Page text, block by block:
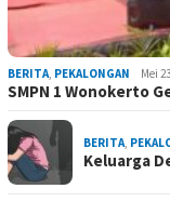
BERITA, PEKALONGAN Mei
SMPN 1 Wonokerto
BERITA,
Keluarga